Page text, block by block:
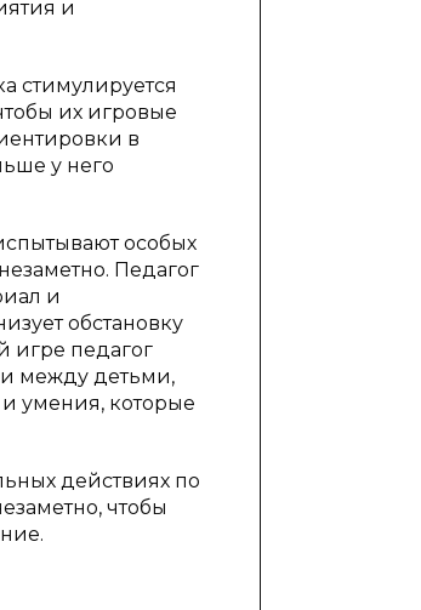
и
стимулируется
их игровые
в
у него
особых
Педагог
и
обстановку
игре педагог
между детьми,
умения, которые
действиях по
чтобы